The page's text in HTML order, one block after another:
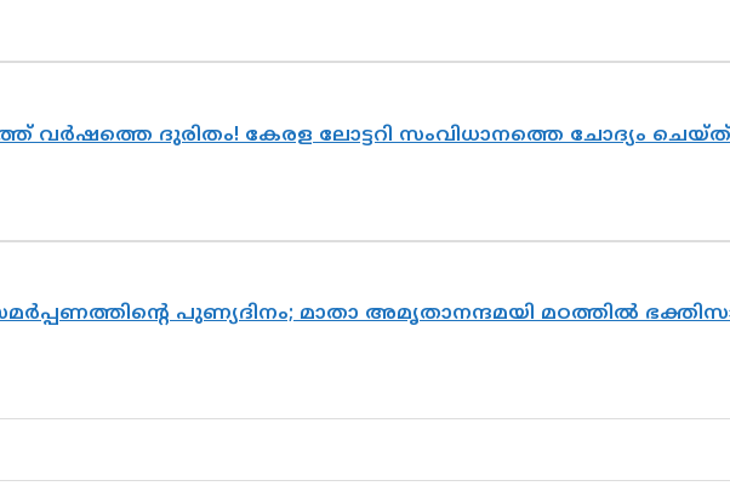
വർഷത്തെ ദുരിതം! കേരള ലോട്ടറി സംവിധാനത്തെ ചോദ്യം
പുണ്യദിനം; മാതാ അമൃതാനന്ദമയി മഠത്തിൽ